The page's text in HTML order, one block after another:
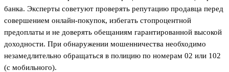
банка. Эксперты советуют проверять репутацию продавца перед
совершением онлайн-покупок, избегать стопроцентной
предоплаты и не доверять обещаниям гарантированной высокой
доходности. При обнаружении мошенничества необходимо
незамедлительно обращаться в полицию по номерам 02 или 102
(с мобильного).